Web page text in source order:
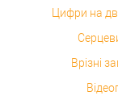
Цифри на
Врізні